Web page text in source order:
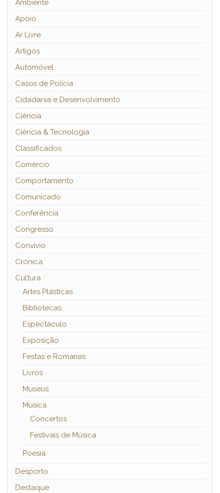
Ambiente
Apoio
Ar Livre
Artigos
Automóvel
Casos de Polícia
Cidadania e Desenvolvimento
Ciência
Ciência & Tecnologia
Classificados
Comércio
Comportamento
Comunicado
Conferência
Congresso
Convívio
Crónica
Cultura
Artes Plásticas
Bibliotecas
Espectáculo
Exposição
Festas e Romarias
Livros
Museus
Música
Concertos
Festivais de Música
Poesia
Desporto
Destaque